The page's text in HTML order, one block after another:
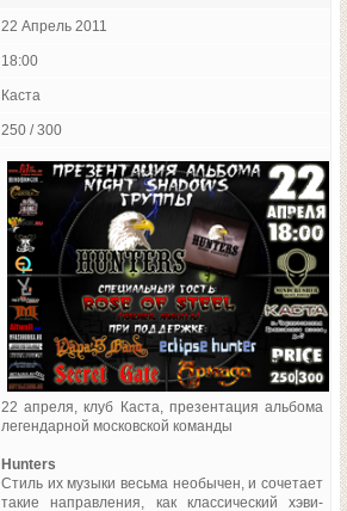
22 Апрель 2011
18:00
Каста
250 / 300
22 апреля, клуб Каста, презентация альбома
легендарной московской команды
Hunters
Стиль их музыки весьма необычен, и сочетает
такие направления, как классический хэви-